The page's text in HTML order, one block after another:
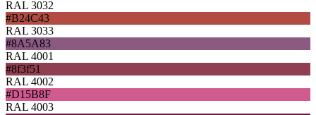
RAL 3032
#B24C43
RAL 3033
#8A5A83
RAL 4001
#8f3f51
RAL 4002
#D15B8F
RAL 4003